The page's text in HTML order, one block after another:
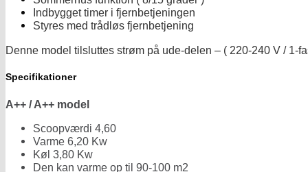
Indbygget timer i fjernbetjeningen
Styres med trådløs fjernbetjening
Denne model tilsluttes strøm på ude-delen – ( 220-240 V / 1-
Specifikationer
A++ / A++ model
Scoopværdi 4,60
Varme 6,20 Kw
Køl 3,80 Kw
Den kan varme op til 90-100 m2